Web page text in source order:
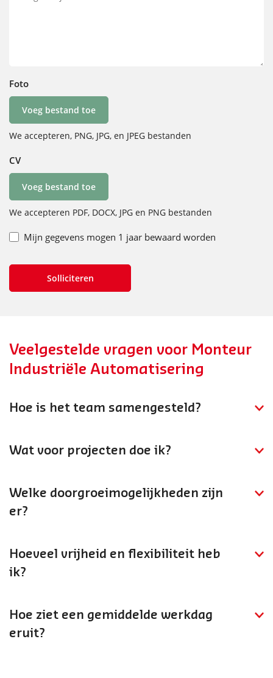
Foto
Voeg bestand toe
We accepteren, PNG, JPG, en JPEG bestanden
CV
Voeg bestand toe
We accepteren PDF, DOCX, JPG en PNG bestanden
Mijn gegevens mogen 1 jaar bewaard worden
Veelgestelde vragen voor Monteur
Industriële Automatisering
Hoe is het team samengesteld?
engineers, hardware specialisten en klanten in de
Wat voor projecten doe ik?
voor projecten in de industrie.
Welke doorgroeimogelijkheden zijn
er?
engineering of projectleiding.
Hoeveel vrijheid en flexibiliteit heb
ik?
werkuitvoering binnen de projectkaders.
Hoe ziet een gemiddelde werkdag
eruit?